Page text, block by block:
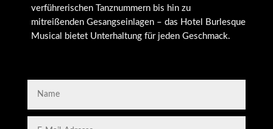
verführerischen Tanznummern bis hin zu
mitreißenden Gesangseinlagen – das Hotel Burlesque
Musical bietet Unterhaltung für jeden Geschmack.